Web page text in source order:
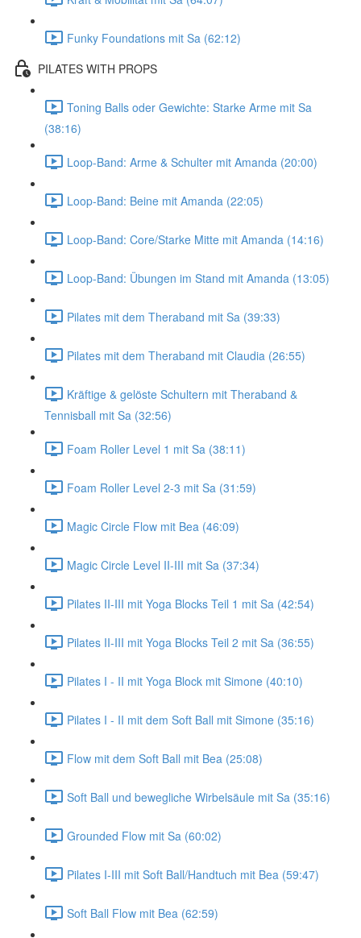
Funky Foundations mit Sa (62:12)
PILATES WITH PROPS
Toning Balls oder Gewichte: Starke Arme mit Sa
(38:16)
Loop-Band: Arme & Schulter mit Amanda (20:00)
Loop-Band: Beine mit Amanda (22:05)
Loop-Band: Core/Starke Mitte mit Amanda (14:16)
Loop-Band: Übungen im Stand mit Amanda (13:05)
Pilates mit dem Theraband mit Sa (39:33)
Pilates mit dem Theraband mit Claudia (26:55)
Kräftige & gelöste Schultern mit Theraband &
Tennisball mit Sa (32:56)
Foam Roller Level 1 mit Sa (38:11)
Foam Roller Level 2-3 mit Sa (31:59)
Magic Circle Flow mit Bea (46:09)
Magic Circle Level II-III mit Sa (37:34)
Pilates II-III mit Yoga Blocks Teil 1 mit Sa (42:54)
Pilates II-III mit Yoga Blocks Teil 2 mit Sa (36:55)
Pilates I - II mit Yoga Block mit Simone (40:10)
Pilates I - II mit dem Soft Ball mit Simone (35:16)
Flow mit dem Soft Ball mit Bea (25:08)
Soft Ball und bewegliche Wirbelsäule mit Sa (35:16)
Grounded Flow mit Sa (60:02)
Pilates I-III mit Soft Ball/Handtuch mit Bea (59:47)
Soft Ball Flow mit Bea (62:59)